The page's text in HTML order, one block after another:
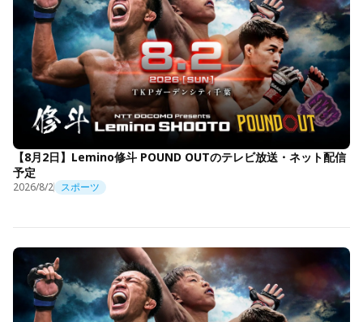
【8月2日】Lemino修斗 POUND OUTのテレビ放送・ネット配信
予定
2026/8/2 スポーツ